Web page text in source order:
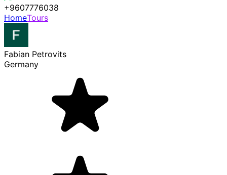
+9607776038
HomeTours
Fabian Petrovits
Germany